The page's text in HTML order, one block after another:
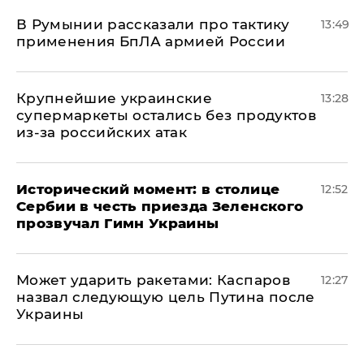
В Румынии рассказали про тактику
применения БпЛА армией России
13:49
Крупнейшие украинские
супермаркеты остались без продуктов
из-за российских атак
13:28
Исторический момент: в столице
Сербии в честь приезда Зеленского
прозвучал Гимн Украины
12:52
Может ударить ракетами: Каспаров
назвал следующую цель Путина после
Украины
12:27